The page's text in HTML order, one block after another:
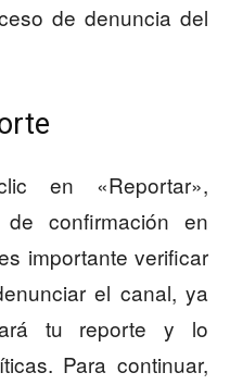
de denuncia del
en «Reportar»,
confirmación en
importante verificar
el canal, ya
tu reporte y lo
Para continuar,